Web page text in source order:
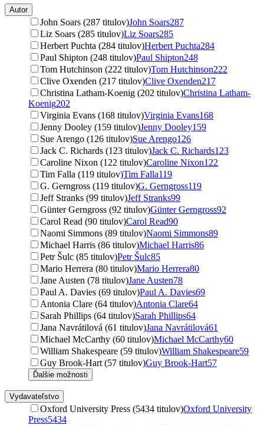
Autor
John Soars (287 titulov)John Soars287
Liz Soars (285 titulov)Liz Soars285
Herbert Puchta (284 titulov)Herbert Puchta284
Paul Shipton (248 titulov)Paul Shipton248
Tom Hutchinson (222 titulov)Tom Hutchinson222
Clive Oxenden (217 titulov)Clive Oxenden217
Christina Latham-Koenig (202 titulov)Christina Latham-
Koenig202
Virginia Evans (168 titulov)Virginia Evans168
Jenny Dooley (159 titulov)Jenny Dooley159
Sue Arengo (126 titulov)Sue Arengo126
Jack C. Richards (123 titulov)Jack C. Richards123
Caroline Nixon (122 titulov)Caroline Nixon122
Tim Falla (119 titulov)Tim Falla119
G. Gerngross (119 titulov)G. Gerngross119
Jeff Stranks (99 titulov)Jeff Stranks99
Günter Gerngross (92 titulov)Günter Gerngross92
Carol Read (90 titulov)Carol Read90
Naomi Simmons (89 titulov)Naomi Simmons89
Michael Harris (86 titulov)Michael Harris86
Petr Šulc (85 titulov)Petr Šulc85
Mario Herrera (80 titulov)Mario Herrera80
Jane Austen (78 titulov)Jane Austen78
Paul A. Davies (69 titulov)Paul A. Davies69
Antonia Clare (64 titulov)Antonia Clare64
Sarah Phillips (64 titulov)Sarah Phillips64
Jana Navrátilová (61 titulov)Jana Navrátilová61
Michael McCarthy (60 titulov)Michael McCarthy60
William Shakespeare (59 titulov)William Shakespeare59
Guy Brook-Hart (57 titulov)Guy Brook-Hart57
Ďalšie možnosti
Vydavateľstvo
Oxford University Press (5434 titulov)Oxford University
Press5434